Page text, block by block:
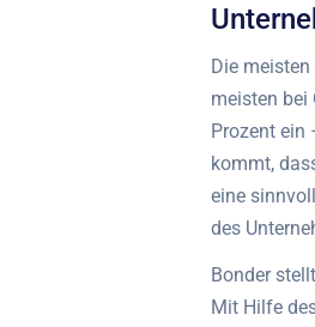
Die
meisten bei
Prozent ein
kommt,
eine
des
Bonder
Mit Hilfe